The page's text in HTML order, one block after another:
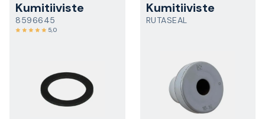
Kumitiiviste
8596645
5,0
Kumitiiviste
RUTASEAL